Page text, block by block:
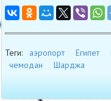
Теги: аэропорт Египет
чемодан
Шарджа